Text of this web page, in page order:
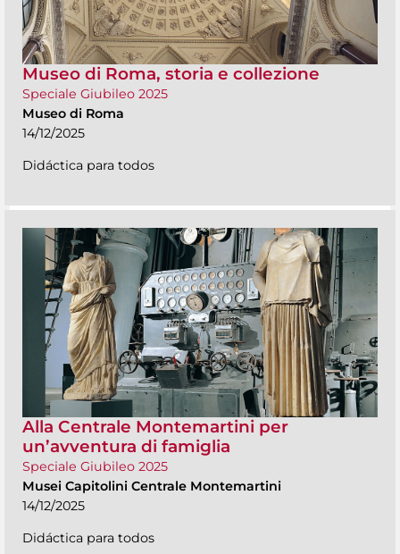
Museo di Roma, storia e collezione
Speciale Giubileo 2025
Museo di Roma
14/12/2025
Didáctica para todos
Alla Centrale Montemartini per
un’avventura di famiglia
Speciale Giubileo 2025
Musei Capitolini Centrale Montemartini
14/12/2025
Didáctica para todos